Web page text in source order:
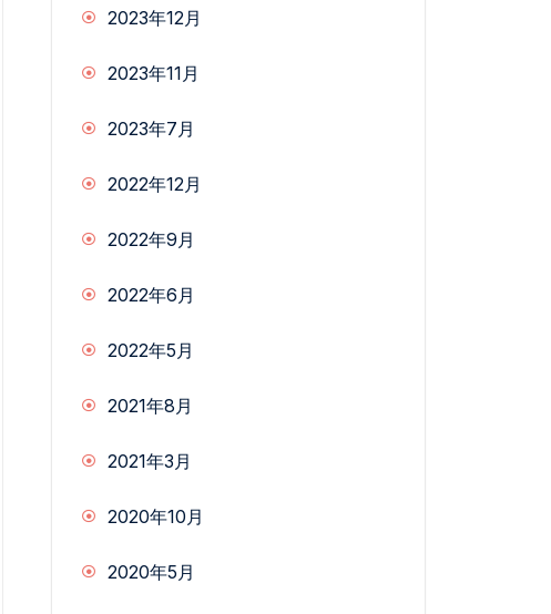
2023年12月
2023年11月
2023年7月
2022年12月
2022年9月
2022年6月
2022年5月
2021年8月
2021年3月
2020年10月
2020年5月